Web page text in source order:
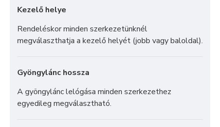
Kezelő helye
Rendeléskor minden szerkezetünknél
megválaszthatja a kezelő helyét (jobb vagy baloldal).
Gyöngylánc hossza
A gyöngylánc lelógása minden szerkezethez
egyedileg megválasztható.